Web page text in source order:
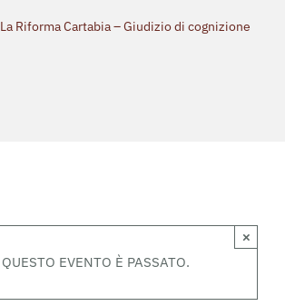
Storico eventi
La Riforma Cartabia – Giudizio di cognizione
QUESTO EVENTO È PASSATO.
×